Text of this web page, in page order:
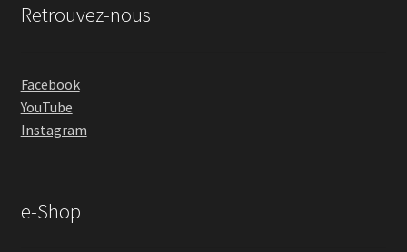
Retrouvez-nous
Facebook
YouTube
Instagram
e-Shop